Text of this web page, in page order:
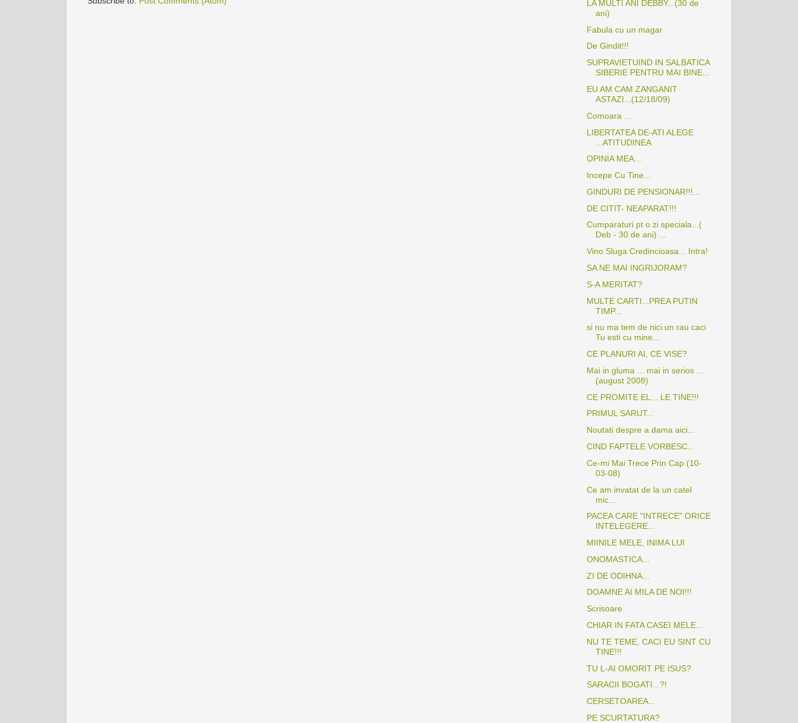
LA MULTI ANI DEBBY...(30 de
ani)
Fabula cu un magar
De Gindit!!!
SUPRAVIETUIND IN SALBATICA
SIBERIE PENTRU MAI BINE...
EU AM CAM ZANGANIT
ASTAZI...(12/18/09)
Comoara ...
LIBERTATEA DE-ATI ALEGE
...ATITUDINEA
OPINIA MEA...
Incepe Cu Tine...
GINDURI DE PENSIONAR!!!...
DE CITIT- NEAPARAT!!!
Cumparaturi pt o zi speciala...(
Deb - 30 de ani) ...
Vino Sluga Credincioasa... Intra!
SA NE MAI INGRIJORAM?
S-A MERITAT?
MULTE CARTI...PREA PUTIN
TIMP...
si nu ma tem de nici un rau caci
Tu esti cu mine...
CE PLANURI AI, CE VISE?
Mai in gluma ... mai in serios ...
(august 2008)
CE PROMITE EL... LE TINE!!!
PRIMUL SARUT...
Noutati despre a.dama aici...
CIND FAPTELE VORBESC...
Ce-mi Mai Trece Prin Cap (10-
03-08)
Ce am invatat de la un catel
mic...
PACEA CARE "INTRECE" ORICE
INTELEGERE...
MIINILE MELE, INIMA LUI
ONOMASTICA...
ZI DE ODIHNA...
DOAMNE AI MILA DE NOI!!!
Scrisoare
CHIAR IN FATA CASEI MELE...
NU TE TEME, CACI EU SINT CU
TINE!!!
TU L-AI OMORIT PE ISUS?
SARACII BOGATI...?!
CERSETOAREA...
PE SCURTATURA?